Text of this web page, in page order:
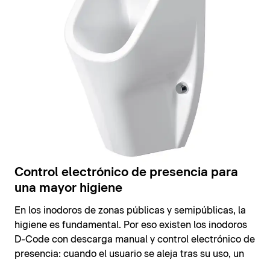
Control electrónico de presencia para
una mayor higiene
En los inodoros de zonas públicas y semipúblicas, la
higiene es fundamental. Por eso existen los inodoros
D-Code con descarga manual y control electrónico de
presencia: cuando el usuario se aleja tras su uso, un